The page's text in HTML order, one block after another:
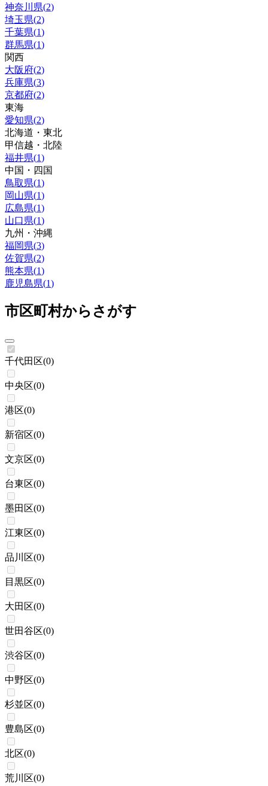
神奈川県(2)
埼玉県(2)
千葉県(1)
群馬県(1)
関西
大阪府(2)
兵庫県(3)
京都府(2)
東海
愛知県(2)
北海道・東北
甲信越・北陸
福井県(1)
中国・四国
鳥取県(1)
岡山県(1)
広島県(1)
山口県(1)
九州・沖縄
福岡県(3)
佐賀県(2)
熊本県(1)
鹿児島県(1)
市区町村からさがす
千代田区(0)
中央区(0)
港区(0)
新宿区(0)
文京区(0)
台東区(0)
墨田区(0)
江東区(0)
品川区(0)
目黒区(0)
大田区(0)
世田谷区(0)
渋谷区(0)
中野区(0)
杉並区(0)
豊島区(0)
北区(0)
荒川区(0)